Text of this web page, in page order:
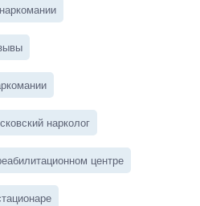
нарколог
центре